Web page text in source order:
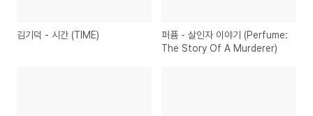
김기덕 - 시간 (TIME)
퍼퓸 - 살인자 이야기 (Perfume:
The Story Of A Murderer)